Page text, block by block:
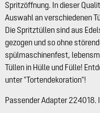
Spritzöffnung. In dieser
Auswahl an verschiedenen
Die Spritztüllen sind aus
gezogen und so ohne
spülmaschinenfest,
Tüllen in Hülle und Fülle!
unter "Tortendekoration"!
Passender Adapter 224018.